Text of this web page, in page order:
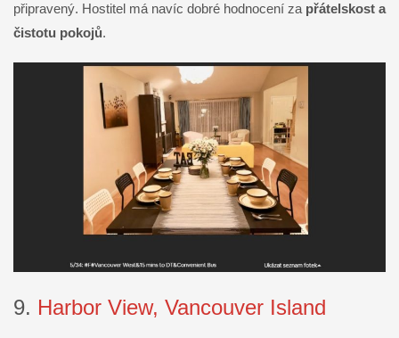
připravený. Hostitel má navíc dobré hodnocení za přátelskost a
čistotu pokojů.
9. Harbor View, Vancouver Island